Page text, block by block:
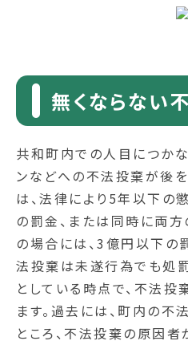
無くならない
共和町内での人目につか
ンなどへの不法投棄が後
は、法律により5年以下の
の罰金、または同時に両
の場合には、3億円以下の
法投棄は未遂行為でも処
としている時点で、不法
ます。過去には、町内の
ところ、不法投棄の原因者